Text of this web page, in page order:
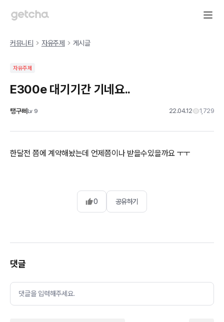
커뮤니티 자유주제 게시글
자유주제
E300e 대기기간 기네요..
탱구삐 Lv 9 22.04.12 1,729
한달전 쯤에 계약해놨는데 언제쯤이나 받을수있을까요 ㅜㅜ
0 공유하기
댓글
댓글을 입력해주세요.